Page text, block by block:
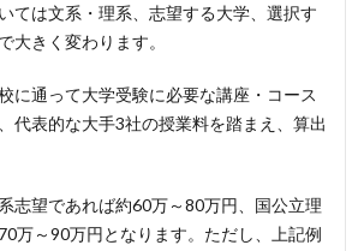
ては文系・理系、志望する大学、選択す
大きく変わります。
に通って大学受験に必要な講座・コース
代表的な大手3社の授業料を踏まえ、算出
志望であれば約60万～80万円、国公立理
万～90万円となります。ただし、上記例